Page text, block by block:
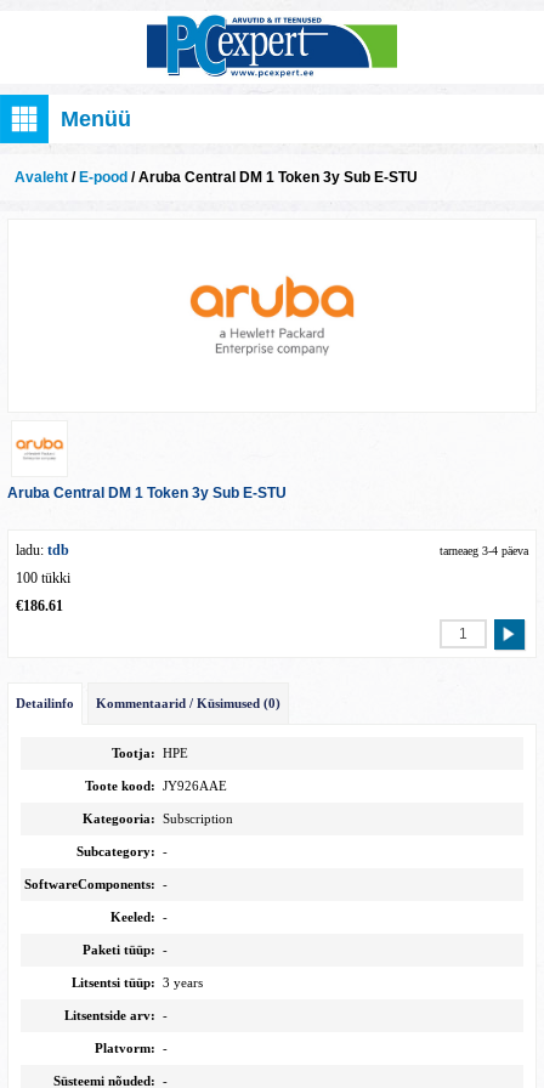
Menüü
Avaleht / E-pood / Aruba Central DM 1 Token 3y Sub E-STU
Aruba Central DM 1 Token 3y Sub E-STU
ladu: tdb tarneaeg 3-4 päeva
100 tükki
€186.61
Detailinfo Kommentaarid / Küsimused (0)
Tootja: HPE
Toote kood: JY926AAE
Kategooria: Subscription
Subcategory: -
SoftwareComponents: -
Keeled: -
Paketi tüüp: -
Litsentsi tüüp: 3 years
Litsentside arv: -
Platvorm: -
Süsteemi nõuded: -